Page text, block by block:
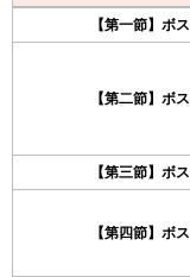
【第一節】ボス
【第二節】ボス
【第三節】ボス
【第四節】ボス